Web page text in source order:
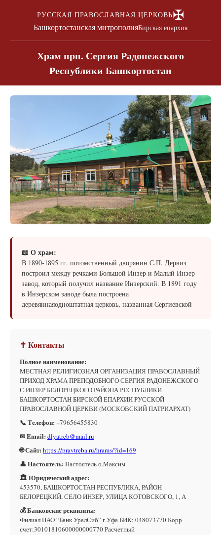
РУССКАЯ ПРАВОСЛАВНАЯ ЦЕРКОВЬ✠
Башкортостанская митрополияБирская епархия
Храм прп. Сергия Радонежского
Республики Башкортостан
📖 О храм:
В 1890-1895 гг. потомственный дворянин С.П. Дервиз
построил между речками Большой Инзер и Малый Инзер
завод, который получил название Инзерский. В 1891 году
в Инзерском заводе была построена
деревяннаяодноштатная церковь, названная Сергиевской
✝ Контакты
Полное наименование:
МЕСТНАЯ РЕЛИГИОЗНАЯ ОРГАНИЗАЦИЯ ПРАВОСЛАВНЫЙ
ПРИХОД ХРАМА ПРЕПОДОБНОГО СЕРГИЯ РАДОНЕЖСКОГО
С.ИНЗЕР БЕЛОРЕЦКОГО РАЙОНА РЕСПУБЛИКИ
БАШКОРТОСТАН БИРСКОЙ ЕПАРХИИ РУССКОЙ
ПРАВОСЛАВНОЙ ЦЕРКВИ (МОСКОВСКИЙ ПАТРИАРХАТ)
📞 Телефон: +79656455830
✉ Email: dlyatreb@mail.ru
🌐 Сайт: https://pravtreba.ru/hrams/?id=169
👤 Настоятель: Настоятель о.Максим
🏛 Юридический адрес:
453570, БАШКОРТОСТАН РЕСПУБЛИКА, РАЙОН
БЕЛОРЕЦКИЙ, СЕЛО ИНЗЕР, УЛИЦА КОТОВСКОГО, 1, А
💰 Банковские реквизиты:
Филиал ПАО “Банк УралСиб” г.Уфа БИК: 048073770 Корр
счет:30101810600000000770 Расчетный